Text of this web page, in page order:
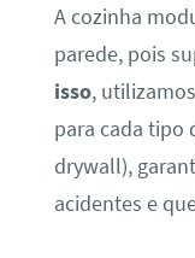
A cozinha
parede, pois
isso,
para cada tipo
drywall),
acidentes e